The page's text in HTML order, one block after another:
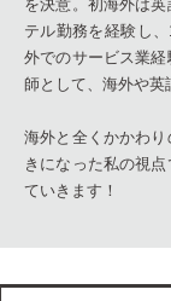
を決意。初海外は
テル勤務を経験し
外でのサービス業
師として、海外や英
海外と全くかかわ
きになった私の視
ていきます！